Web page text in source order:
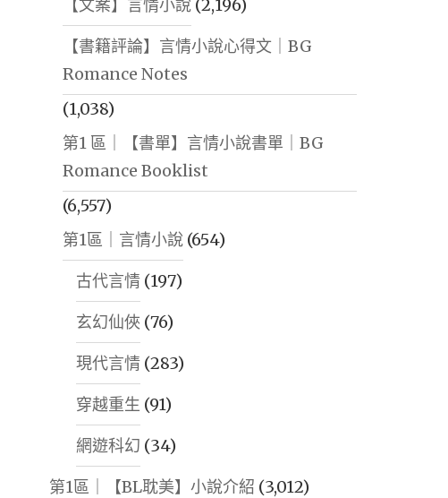
【文案】言情小說(2,196)
【書籍評論】言情小說心得文｜BG
Romance Notes
(1,038)
第1 區｜【書單】言情小說書單｜BG
Romance Booklist
(6,557)
第1區｜言情小說(654)
古代言情(197)
玄幻仙俠 (76)
現代言情(283)
穿越重生 (91)
網遊科幻 (34)
第1區｜【BL耽美】小說介紹 (3,012)